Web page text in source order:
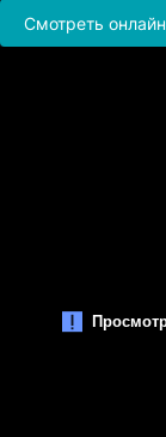
Смотреть онлайн